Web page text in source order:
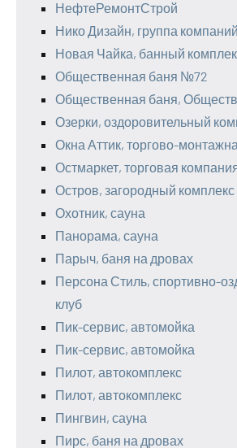
НефтеРемонтСтрой
Нико Дизайн, группа компаний
Новая Чайка, банный
Общественная баня №72
Общественная баня,
Озерки, оздоровительный
Окна Аттик, торгово-
Остмаркет, торговая
Остров, загородный комплекс
Охотник, сауна
Панорама, сауна
Парыч, баня на дровах
Персона Стиль, спортивно-
клуб
Пик-сервис, автомойка
Пик-сервис, автомойка
Пилот, автокомплекс
Пилот, автокомплекс
Пингвин, сауна
Пирс, баня на дровах